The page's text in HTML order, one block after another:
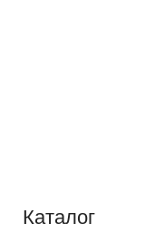
Каталог